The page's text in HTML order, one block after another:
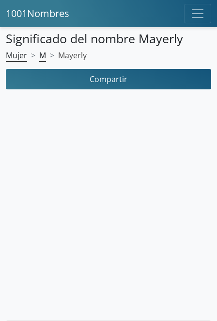
1001Nombres
Significado del nombre Mayerly
Mujer M Mayerly
Compartir